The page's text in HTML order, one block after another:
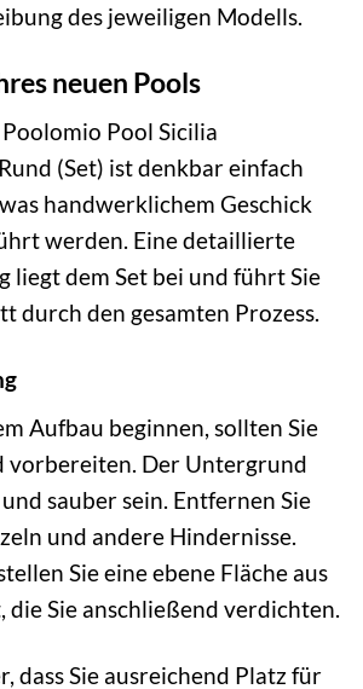
des jeweiligen Modells.
neuen Pools
Pool Sicilia
(Set) ist denkbar einfach
handwerklichem Geschick
werden. Eine detaillierte
liegt dem Set bei und führt Sie
durch den gesamten Prozess.
Aufbau beginnen, sollten Sie
vorbereiten. Der Untergrund
sauber sein. Entfernen Sie
und andere Hindernisse.
Sie eine ebene Fläche aus
die Sie anschließend verdichten.
dass Sie ausreichend Platz für